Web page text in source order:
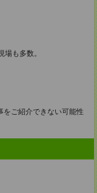
も多数。
ご紹介できない可能性